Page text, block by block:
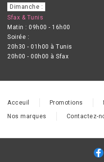
Dimanche :
Sfax & Tunis
Matin : 09h00 - 16h00
Soirée :
20h30 - 01h00 à Tunis
20h00 - 00h00 à Sfax
Acceuil Promotions
Nos marques
Contactez-